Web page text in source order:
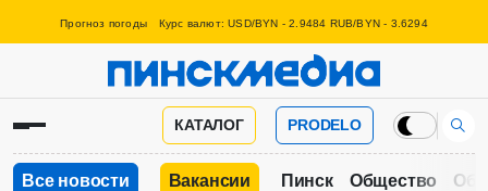
Прогноз погоды Курс валют: USD/BYN - 2.9484 RUB/BYN - 3.6294
КАТАЛОГ PRODELO
Все новости Вакансии Пинск Общество